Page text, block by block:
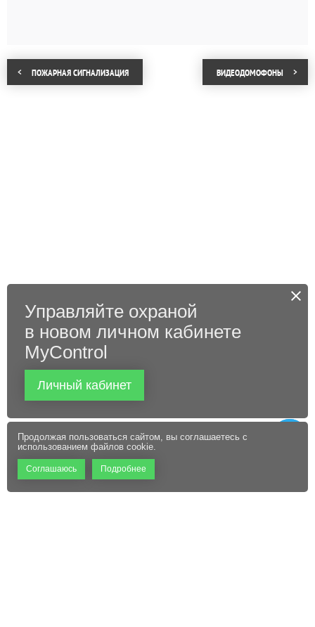
ПОЖАРНАЯ СИГНАЛИЗАЦИЯ ВИДЕОДОМОФОНЫ
Управляйте охраной
в новом личном кабинете
MyControl
Личный кабинет
Продолжая пользоваться сайтом, вы соглашаетесь с
использованием файлов cookie.
Соглашаюсь Подробнее